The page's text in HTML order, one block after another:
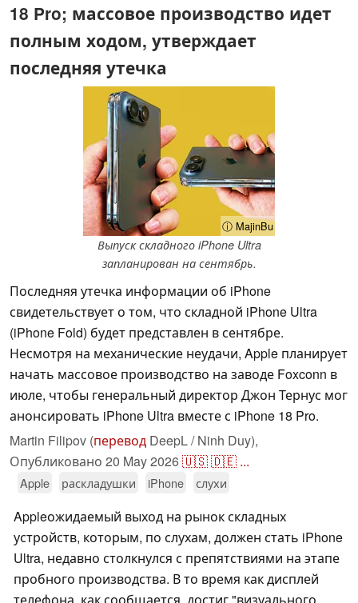
18 Pro; массовое производство идет
полным ходом, утверждает
последняя утечка
ⓘ MajinBu
Выпуск складного iPhone Ultra
запланирован на сентябрь.
Последняя утечка информации об iPhone
свидетельствует о том, что складной iPhone Ultra
(iPhone Fold) будет представлен в сентябре.
Несмотря на механические неудачи, Apple планирует
начать массовое производство на заводе Foxconn в
июле, чтобы генеральный директор Джон Тернус мог
анонсировать iPhone Ultra вместе с iPhone 18 Pro.
Martin Filipov (перевод DeepL / Ninh Duy),
Опубликовано 20 May 2026🇺🇸🇩🇪 ...
Apple раскладушки iPhone слухи
Appleожидаемый выход на рынок складных
устройств, которым, по слухам, должен стать iPhone
Ultra, недавно столкнулся с препятствиями на этапе
пробного производства. В то время как дисплей